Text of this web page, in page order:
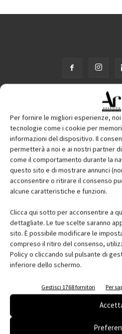
Per fornire le migliori esperienze,
tecnologie come i cookie per
informazioni del dispositivo. Il
permetterà a noi e ai nostri partner
come il comportamento durante la
questo sito e di mostrare annunci
acconsentire o ritirare il consenso
alcune caratteristiche e funzioni.
Clicca qui sotto per acconsentire a
dettagliate. Le tue scelte saranno
sito. È possibile modificare le
compreso il ritiro del consenso,
Policy o cliccando sul pulsante di
inferiore dello schermo.
Gestisci 1768 fornitori Per
Contatti
Abbonati
Iscriviti alla newsletter
Senaf
I libri Tecniche Nuove
I corsi online
Milano | Codice fiscale, Partita IVA e